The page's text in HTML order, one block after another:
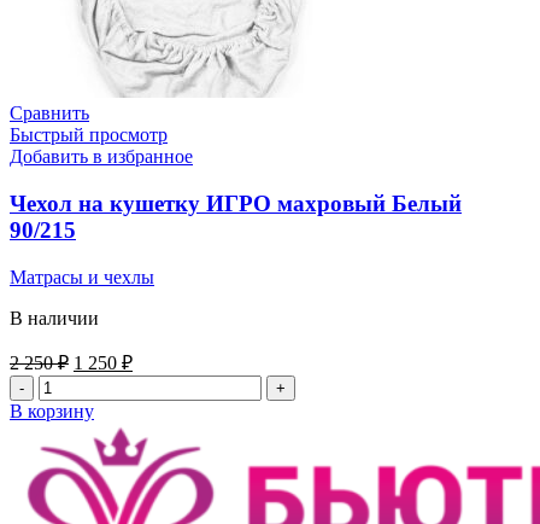
Сравнить
Быстрый просмотр
Добавить в избранное
Чехол на кушетку ИГРО махровый Белый
90/215
Матрасы и чехлы
В наличии
2 250₽ Первоначальная
цена
составляла
2
250 ₽.
1 250 ₽
цена:
1
Количество
товара
на
кушетку
ИГРО
махровый
В корзину